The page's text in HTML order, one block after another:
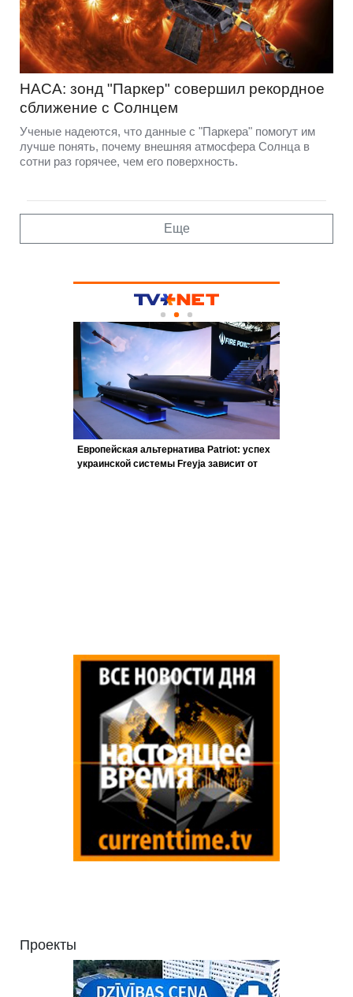
НАСА: зонд "Паркер" совершил рекордное
сближение с Солнцем
Ученые надеются, что данные с "Паркера" помогут им
лучше понять, почему внешняя атмосфера Солнца в
сотни раз горячее, чем его поверхность.
Еще
Проекты